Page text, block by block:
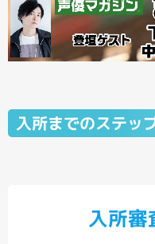
入所までのステッ
入所審